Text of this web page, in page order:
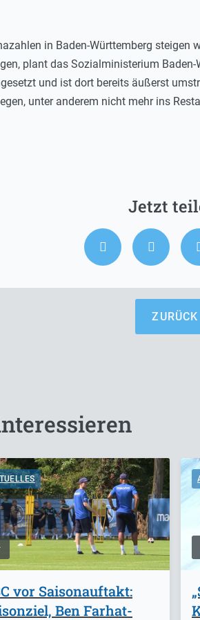
in Baden-Württemberg steigen
plant das Sozialministerium
und ist dort bereits äußerst
unter anderem nicht mehr ins
ZURÜCK
vor Saisonauftakt:
Ben Farhat-